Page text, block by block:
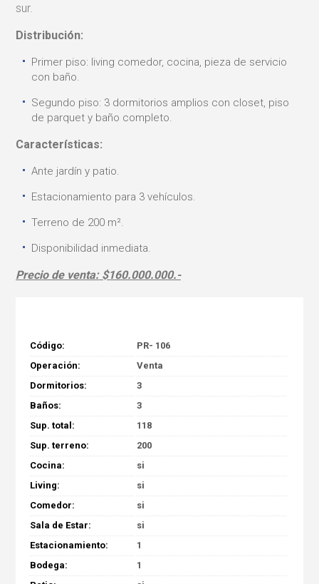
sur.
Distribución:
Primer piso: living comedor, cocina, pieza de servicio
con baño.
Segundo piso: 3 dormitorios amplios con closet, piso
de parquet y baño completo.
Características:
Ante jardín y patio.
Estacionamiento para 3 vehículos.
Terreno de 200 m².
Disponibilidad inmediata.
Precio de venta: $160.000.000.-
Código:
PR- 106
Operación:
Venta
Dormitorios:
3
Baños:
3
Sup. total:
118
Sup. terreno:
200
Cocina:
si
Living:
si
Comedor:
si
Sala de Estar:
si
Estacionamiento:
1
Bodega:
1